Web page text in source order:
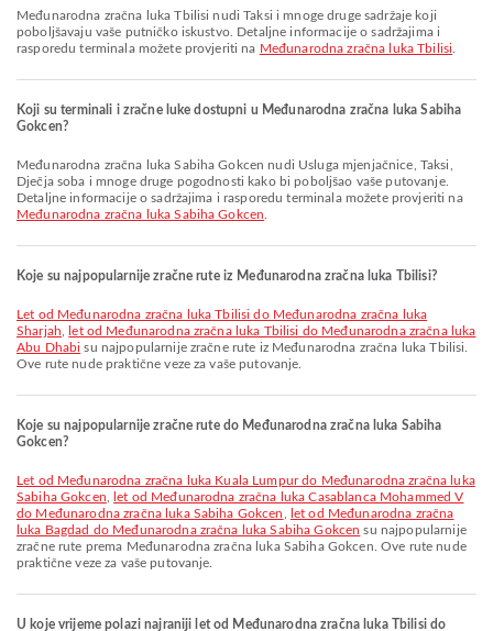
Međunarodna zračna luka Tbilisi nudi Taksi i mnoge druge sadržaje koji
poboljšavaju vaše putničko iskustvo. Detaljne informacije o sadržajima i
rasporedu terminala možete provjeriti na Međunarodna zračna luka Tbilisi
Koji su terminali i zračne luke dostupni u Međunarodna zračna luka Sabiha
Gokcen?
Međunarodna zračna luka Sabiha Gokcen nudi Usluga mjenjačnice, Taksi,
Dječja soba i mnoge druge pogodnosti kako bi poboljšao vaše putovanje.
Detaljne informacije o sadržajima i rasporedu terminala možete provjeriti na
Međunarodna zračna luka Sabiha Gokcen
Koje su najpopularnije zračne rute iz Međunarodna zračna luka Tbilisi?
let od Međunarodna zračna luka Tbilisi do Međunarodna zračna luka
Sharjah
let od Međunarodna zračna luka Tbilisi do Međunarodna zračna luka
Abu Dhabi su najpopularnije zračne rute iz Međunarodna zračna luka Tbilisi.
Ove rute nude praktične veze za vaše putovanje.
Koje su najpopularnije zračne rute do Međunarodna zračna luka Sabiha
Gokcen?
let od Međunarodna zračna luka Kuala Lumpur do Međunarodna zračna luka
Sabiha Gokcen
let od Međunarodna zračna luka Casablanca Mohammed V
do Međunarodna zračna luka Sabiha Gokcen
let od Međunarodna zračna
luka Bagdad do Međunarodna zračna luka Sabiha Gokcen su najpopularnije
zračne rute prema Međunarodna zračna luka Sabiha Gokcen. Ove rute nude
praktične veze za vaše putovanje.
U koje vrijeme polazi najraniji let od Međunarodna zračna luka Tbilisi do